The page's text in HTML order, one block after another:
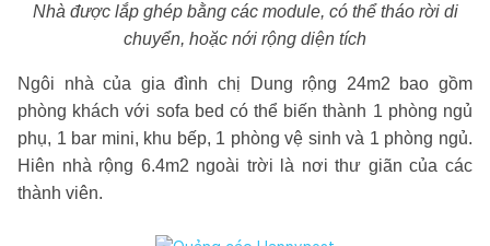
Nhà được lắp ghép bằng các module, có thể tháo rời di
chuyển, hoặc nới rộng diện tích
Ngôi nhà của gia đình chị Dung rộng 24m2 bao gồm
phòng khách với sofa bed có thể biến thành 1 phòng ngủ
phụ, 1 bar mini, khu bếp, 1 phòng vệ sinh và 1 phòng ngủ.
Hiên nhà rộng 6.4m2 ngoài trời là nơi thư giãn của các
thành viên.